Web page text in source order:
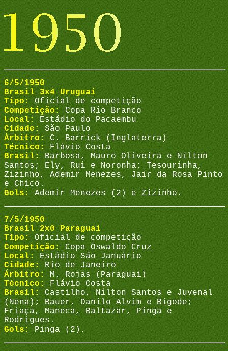
6/5/1950
Brasil 3x4 Uruguai
Tipo: Oficial de competição
Competição: Copa Rio Branco
Local:Estádio do Pacaembu
Cidade: São Paulo
Árbitro:C. Barrick (Inglaterra)
Técnico: Flávio Costa
Brasil: Barbosa, Mauro Oliveira e Nílton
Santos; Ely, Rui e Noronha; Tesourinha,
Zizinho, Ademir Menezes, Jair da Rosa Pinto
e Chico.
Gols: Ademir Menezes (2) e Zizinho.
7/5/1950
Brasil 2x0 Paraguai
Tipo: Oficial de competição
Competição: Copa Oswaldo Cruz
Local: Estádio São Januário
Cidade: Rio de Janeiro
Árbitro: M. Rojas (Paraguai)
Técnico:Flávio Costa
Brasil:Castilho, Nílton Santos e Juvenal
(Nena); Bauer, Danilo Alvim e Bigode;
Friaça, Maneca, Baltazar, Pinga e
Rodrigues.
Gols: Pinga (2).